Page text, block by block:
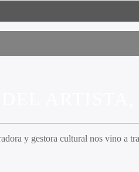
y gestora cultural nos vino a